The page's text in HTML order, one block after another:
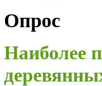
Опрос
Наиболее